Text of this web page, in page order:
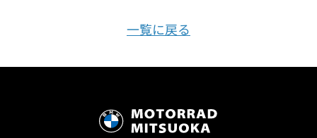
一覧に戻る